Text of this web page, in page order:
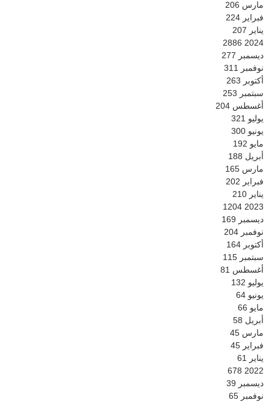
مارس 206
فبراير 224
يناير 207
2024
2886
ديسمبر 277
نوفمبر 311
أكتوبر 263
سبتمبر 253
أغسطس 204
يوليو 321
يونيو 300
مايو 192
أبريل 188
مارس 165
فبراير 202
يناير 210
2023
1204
ديسمبر 169
نوفمبر 204
أكتوبر 164
سبتمبر 115
أغسطس 81
يوليو 132
يونيو 64
مايو 66
أبريل 58
مارس 45
فبراير 45
يناير 61
2022
678
ديسمبر 39
نوفمبر 65